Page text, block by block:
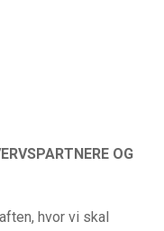
OG
hvor vi skal